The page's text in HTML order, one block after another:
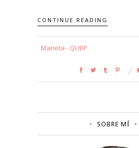
CONTINUE READING
Marieta - QUBP
SOBRE MÍ